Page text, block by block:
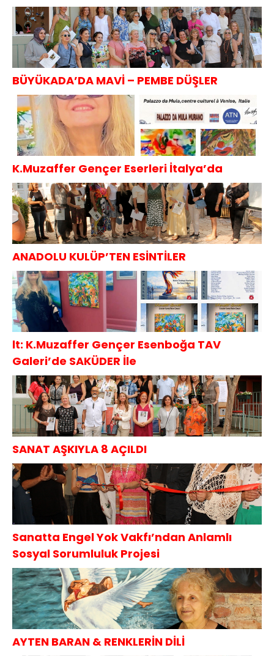
BÜYÜKADA’DA MAVİ – PEMBE DÜŞLER
K.Muzaffer Gençer Eserleri İtalya’da
ANADOLU KULÜP’TEN ESİNTİLER
lt: K.Muzaffer Gençer Esenboğa TAV
Galeri’de SAKÜDER İle
SANAT AŞKIYLA 8 AÇILDI
Sanatta Engel Yok Vakfı’ndan Anlamlı
Sosyal Sorumluluk Projesi
AYTEN BARAN & RENKLERİN DİLİ